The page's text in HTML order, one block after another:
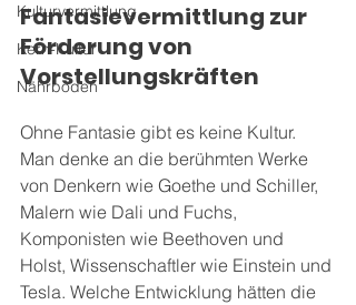
Kulturvermittlung
Kern-Kultur
Nährboden
Fantasievermittlung zur
Förderung von
Vorstellungskräften
Ohne Fantasie gibt es keine Kultur.
Man denke an die berühmten Werke
von Denkern wie Goethe und Schiller,
Malern wie Dali und Fuchs,
Komponisten wie Beethoven und
Holst, Wissenschaftler wie Einstein und
Tesla. Welche Entwicklung hätten die